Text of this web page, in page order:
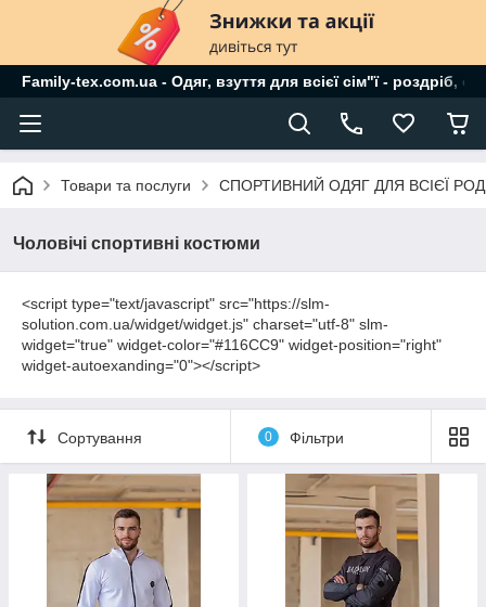
Family-tex.com.ua - Одяг, взуття для всієї сім"ї - роздріб,
Товари та послуги СПОРТИВНИЙ ОДЯГ ДЛЯ ВСІЄЇ
Чоловічі спортивні костюми
<script type="text/javascript" src="https://slm-
solution.com.ua/widget/widget.js" charset="utf-8" slm-
widget="true" widget-color="#116CC9" widget-position="right"
widget-autoexanding="0"></script>
Сортування 0 Фільтри